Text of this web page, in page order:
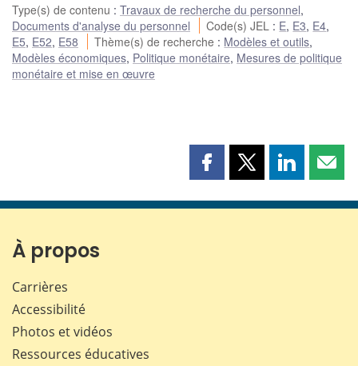
Type(s) de contenu : Travaux de recherche du personnel,
Documents d'analyse du personnel
Code(s) JEL : E, E3, E4,
E5, E52, E58 Thème(s) de recherche : Modèles et outils,
Modèles économiques, Politique monétaire, Mesures de politique
monétaire et mise en œuvre
Partager
page
Partager
page
Partager
page page
À propos
Carrières
Accessibilité
Photos et vidéos
Ressources éducatives